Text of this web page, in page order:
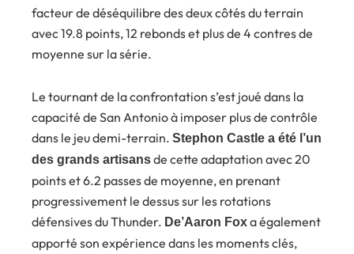
facteur de déséquilibre des deux côtés du terrain
avec 19.8 points, 12 rebonds et plus de 4 contres de
moyenne sur la série.
Le tournant de la confrontation s’est joué dans la
capacité de San Antonio à imposer plus de contrôle
dans le jeu demi-terrain. Stephon Castle a été l’un
des grands artisansde cette adaptation avec 20
points et 6.2 passes de moyenne, en prenant
progressivement le dessus sur les rotations
défensives du Thunder. De’Aaron Foxa également
apporté son expérience dans les moments clés,